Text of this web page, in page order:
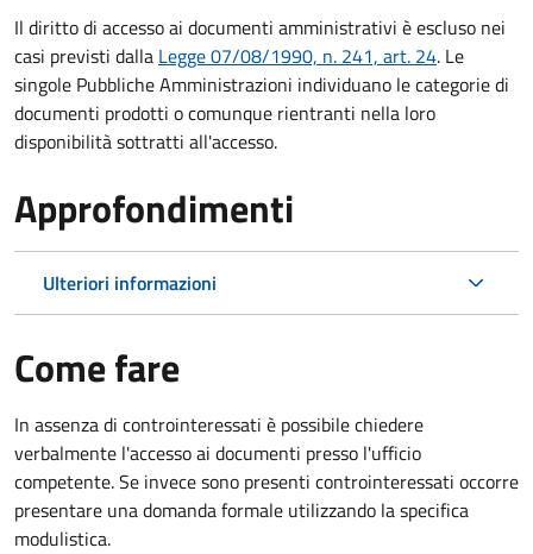
Il diritto di accesso ai documenti amministrativi è escluso nei
casi previsti dalla Legge 07/08/1990, n. 241, art. 24. Le
singole Pubbliche Amministrazioni individuano le categorie di
documenti prodotti o comunque rientranti nella loro
disponibilità sottratti all'accesso.
Approfondimenti
Ulteriori informazioni
Come fare
In assenza di controinteressati è possibile chiedere
verbalmente l'accesso ai documenti presso l'ufficio
competente. Se invece sono presenti controinteressati occorre
presentare una domanda formale utilizzando la specifica
modulistica.